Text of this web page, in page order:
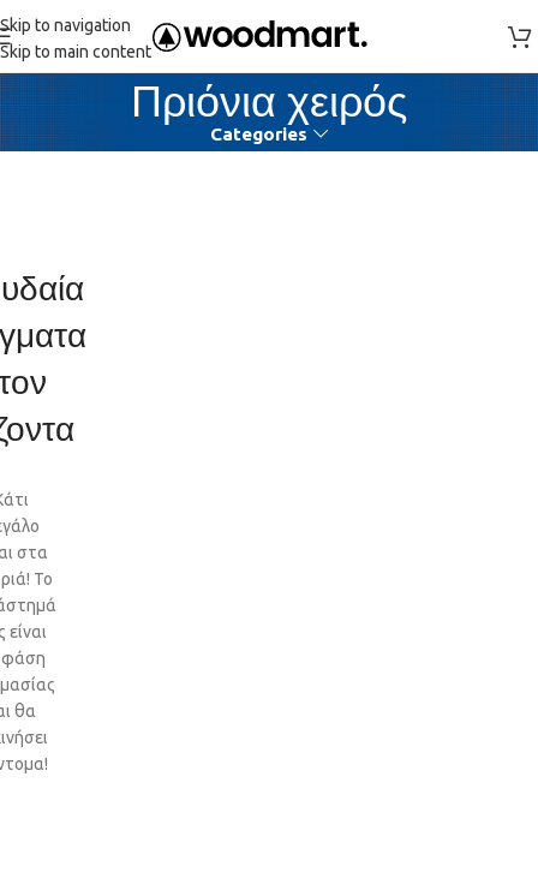
Skip to navigation
Skip to main content
Πριόνια χειρός
Categories
στα
Το
είναι
φάση
θα